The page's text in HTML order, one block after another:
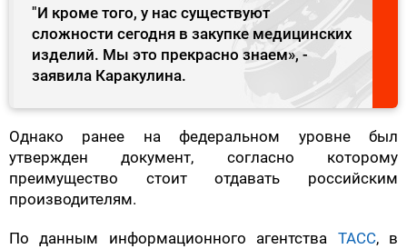
"И кроме того, у нас существуют
сложности сегодня в закупке медицинских
изделий. Мы это прекрасно знаем», -
заявила Каракулина.
Однако ранее на федеральном уровне был
утвержден документ, согласно которому
преимущество стоит отдавать российским
производителям.
По данным информационного агентства ТАСС, в